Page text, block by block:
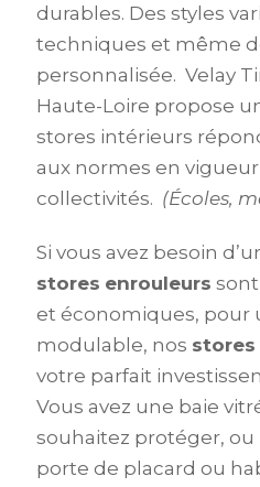
durables. Des styles
techniques et même
personnalisée. Velay
Haute-Loire propose
stores intérieurs
aux normes en
collectivités. (Écoles,
Si vous avez besoin
stores enrouleurs
et économiques, pour
modulable, nos stores
votre parfait
Vous avez une baie
souhaitez protéger,
porte de placard ou